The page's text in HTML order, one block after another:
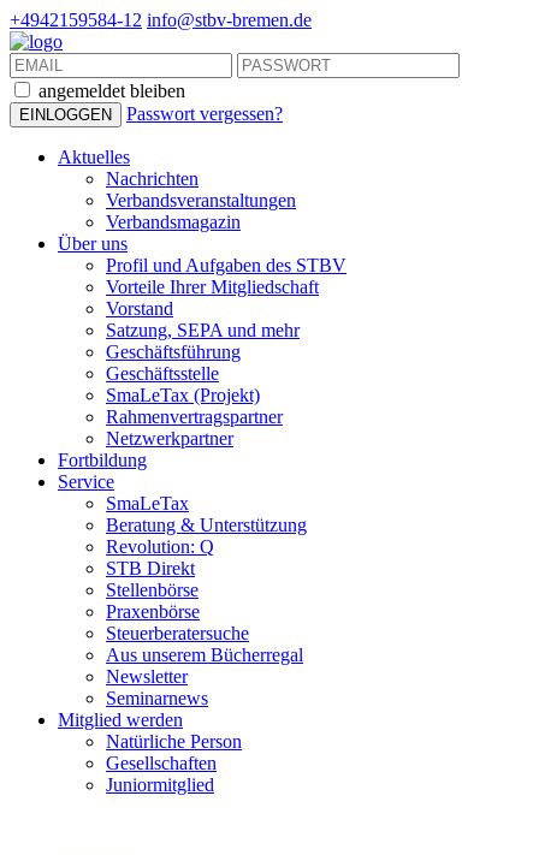
+4942159584-12 info@stbv-bremen.de
angemeldet bleiben
Passwort vergessen?
Aktuelles
Nachrichten
Verbandsveranstaltungen
Verbandsmagazin
Über uns
Profil und Aufgaben des STBV
Vorteile Ihrer Mitgliedschaft
Vorstand
Satzung, SEPA und mehr
Geschäftsführung
Geschäftsstelle
SmaLeTax (Projekt)
Rahmenvertragspartner
Netzwerkpartner
Fortbildung
Service
SmaLeTax
Beratung & Unterstützung
Revolution: Q
STB Direkt
Stellenbörse
Praxenbörse
Steuerberatersuche
Aus unserem Bücherregal
Newsletter
Seminarnews
Mitglied werden
Natürliche Person
Gesellschaften
Juniormitglied